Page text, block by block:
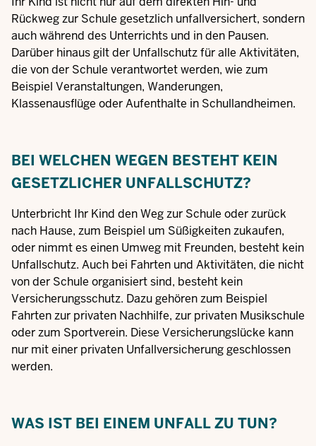
Rückweg zur Schule gesetzlich unfallversichert, sondern
auch während des Unterrichts und in den Pausen.
Darüber hinaus gilt der Unfallschutz für alle Aktivitäten,
die von der Schule verantwortet werden, wie zum
Beispiel Veranstaltungen, Wanderungen,
Klassenausflüge oder Aufenthalte in Schullandheimen.
BEI WELCHEN WEGEN BESTEHT KEIN
GESETZLICHER UNFALLSCHUTZ?
Unterbricht Ihr Kind den Weg zur Schule oder zurück
nach Hause, zum Beispiel um Süßigkeiten zukaufen,
oder nimmt es einen Umweg mit Freunden, besteht kein
Unfallschutz. Auch bei Fahrten und Aktivitäten, die nicht
von der Schule organisiert sind, besteht kein
Versicherungsschutz. Dazu gehören zum Beispiel
Fahrten zur privaten Nachhilfe, zur privaten Musikschule
oder zum Sportverein. Diese Versicherungslücke kann
nur mit einer privaten Unfallversicherung geschlossen
werden.
WAS IST BEI EINEM UNFALL ZU TUN?